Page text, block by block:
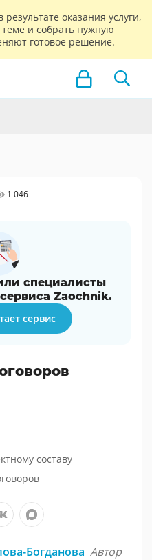
оказания услуги,
и собрать нужную
готовое решение.
1 046
специалисты
Zaochnik.
сервис
составу
Богданова Автор